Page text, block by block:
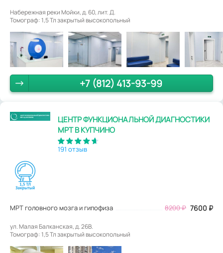
Набережная реки Мойки, д. 60, лит. Д.
Томограф: 1,5 Тл закрытый высокопольный
+7 (812) 413-93-99
ЦЕНТР ФУНКЦИОНАЛЬНОЙ ДИАГНОСТИКИ
МРТ В КУПЧИНО
191 отзыв
МРТ головного мозга и гипофиза 8200₽ 7600 ₽
ул. Малая Балканская, д. 26В.
Томограф: 1,5 Тл закрытый высокопольный